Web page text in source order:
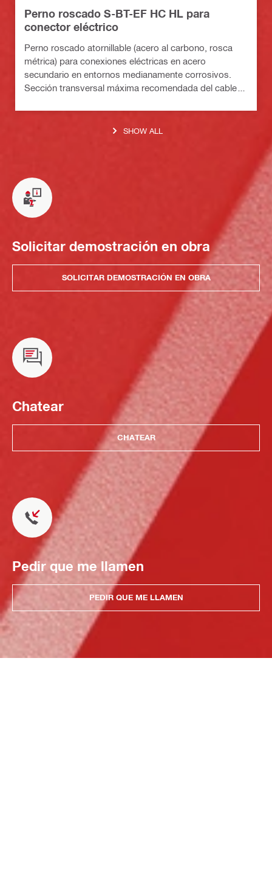
Perno roscado S-BT-EF HC HL para
conector eléctrico
Perno roscado atornillable (acero al carbono, rosca
métrica) para conexiones eléctricas en acero
secundario en entornos medianamente corrosivos.
Sección transversal máxima recomendada del cable
SHOW ALL
Solicitar demostración en obra
SOLICITAR DEMOSTRACIÓN EN OBRA
Chatear
CHATEAR
Pedir que me llamen
PEDIR QUE ME LLAMEN